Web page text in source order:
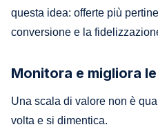
questa idea: offerte più
conversione e la
Monitora e migliora
Una scala di valore non è
volta e si dimentica.